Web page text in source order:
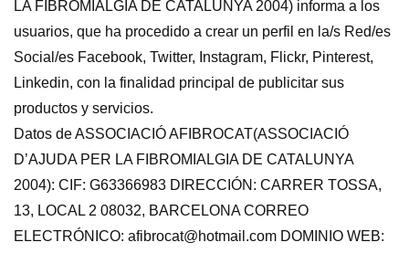
LA FIBROMIALGIA DE CATALUNYA 2004) informa a los
usuarios, que ha procedido a crear un perfil en la/s Red/es
Social/es Facebook, Twitter, Instagram, Flickr, Pinterest,
Linkedin, con la finalidad principal de publicitar sus
productos y servicios.
Datos de ASSOCIACIÓ AFIBROCAT(ASSOCIACIÓ
D’AJUDA PER LA FIBROMIALGIA DE CATALUNYA
2004): CIF: G63366983 DIRECCIÓN: CARRER TOSSA,
13, LOCAL 2 08032, BARCELONA CORREO
ELECTRÓNICO: afibrocat@hotmail.com DOMINIO WEB: